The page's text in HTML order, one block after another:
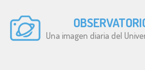
Una imagen diaria del